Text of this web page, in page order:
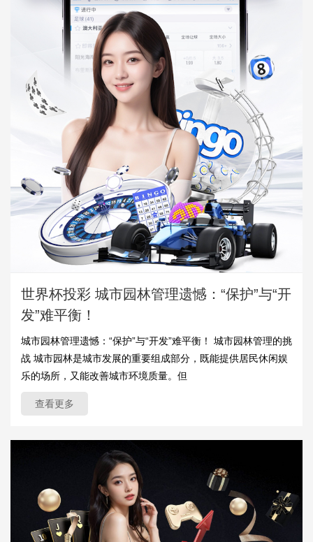
世界杯投彩 城市园林管理遗憾：“保护”与“开
发”难平衡！
城市园林管理遗憾：“保护”与“开发”难平衡！ 城市园林管理的挑
战 城市园林是城市发展的重要组成部分，既能提供居民休闲娱
乐的场所，又能改善城市环境质量。但
查看更多